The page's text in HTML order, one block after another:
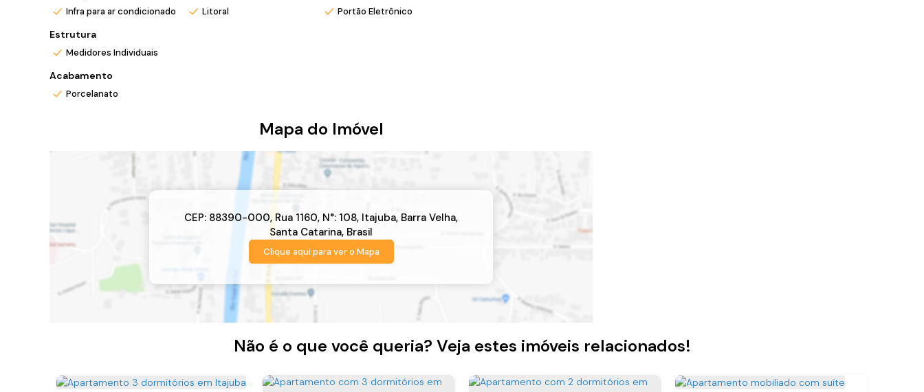
Infra para ar condicionado Litoral Portão Eletrônico
Estrutura
Medidores Individuais
Acabamento
Porcelanato
Mapa do Imóvel
CEP: 88390-000, Rua 1160, N°: 108, Itajuba, Barra Velha,
Santa Catarina, Brasil
Clique aqui para ver o Mapa
Não é o que você queria? Veja estes imóveis relacionados!